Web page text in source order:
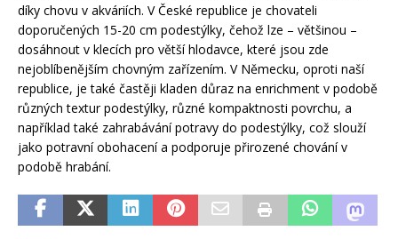
díky chovu v akváriích. V České republice je chovateli
doporučených 15-20 cm podestýlky, čehož lze – většinou –
dosáhnout v klecích pro větší hlodavce, které jsou zde
nejoblíbenějším chovným zařízením. V Německu, oproti naší
republice, je také častěji kladen důraz na enrichment v podobě
různých textur podestýlky, různé kompaktnosti povrchu, a
například také zahrabávání potravy do podestýlky, což slouží
jako potravní obohacení a podporuje přirozené chování v
podobě hrabání.